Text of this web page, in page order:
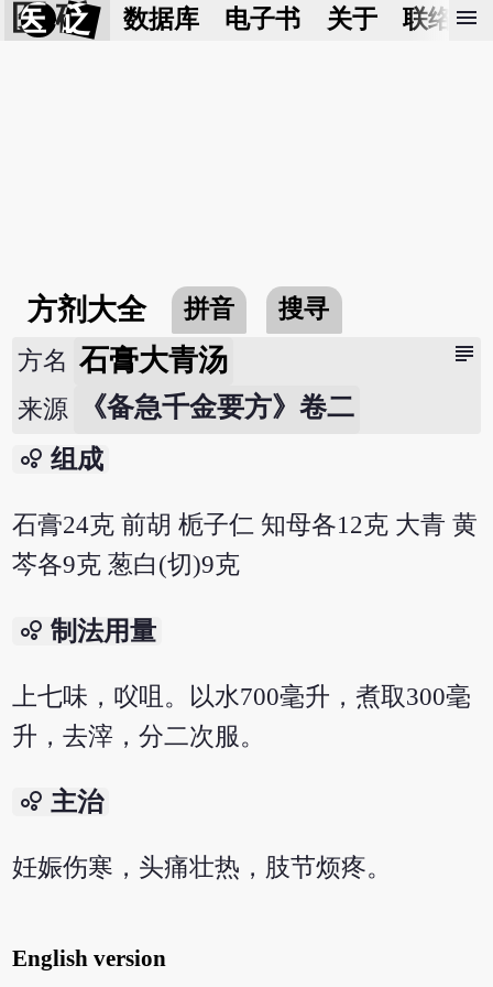
医 砭 数据库 电子书 关于 联络我
menu
方剂大全 拼音 搜寻
subject
方名 石膏大青汤
来源 《备急千金要方》卷二
bubble_chart 组成
石膏24克 前胡 栀子仁 知母各12克 大青 黄
芩各9克 葱白(切)9克
bubble_chart 制法用量
上七味，㕮咀。以水700毫升，煮取300毫
升，去滓，分二次服。
bubble_chart 主治
妊娠伤寒，头痛壮热，肢节烦疼。
English version